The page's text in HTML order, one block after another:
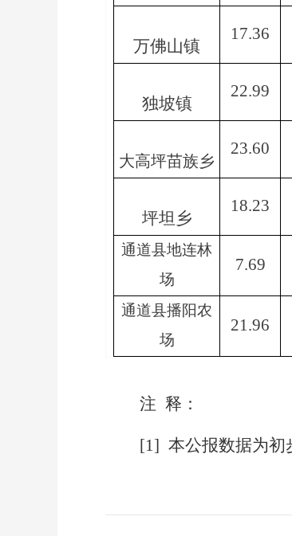
万佛山镇
17.36
独坡镇
22.99
大高坪苗族乡
23.60
坪坦乡
18.23
通道县地连林
场
7.69
通道县播阳农
场
21.96
注 释：
[1] 本公报数据为初